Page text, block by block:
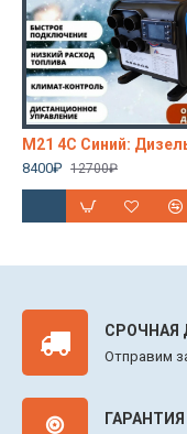
8400₽ 12700₽
СРОЧНАЯ
Отправим